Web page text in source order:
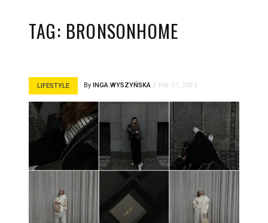
TAG: BRONSONHOME
LIFESTYLE By INGA WYSZYŃSKA KW. 21, 2023